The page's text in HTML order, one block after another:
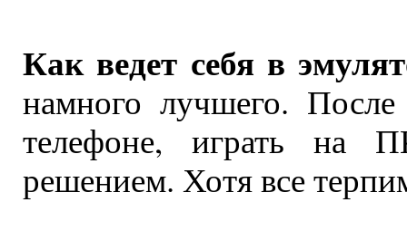
Как ведет себя в
намного лучшего.
телефоне, играть на
решением. Хотя все